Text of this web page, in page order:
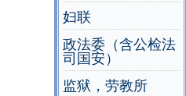
妇联
政法委（含公检法
司国安）
监狱，劳教所